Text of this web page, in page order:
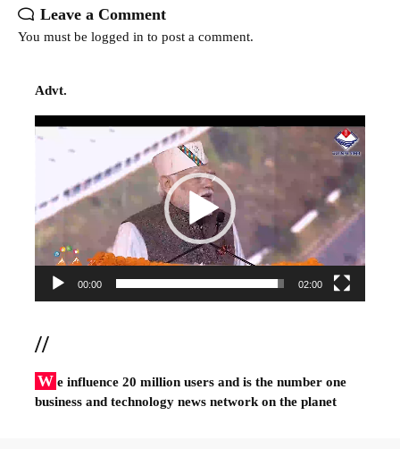
Leave a Comment
You must be logged in to post a comment.
Advt.
Video
00:00 02:00
//
W e influence 20 million users and is the number one
business and technology news network on the planet